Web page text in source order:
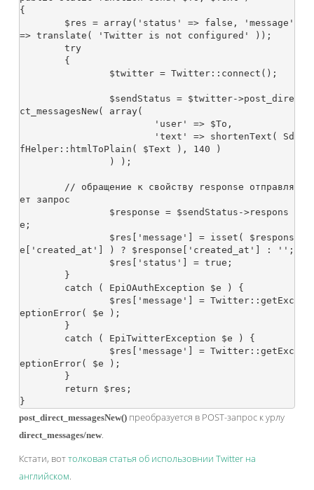
{
=> translate( 'Twitter is not configured' ));
ct_messagesNew( array(
fHelper::htmlToPlain( $Text ), 140 )
ет запрос
e;
e['created_at'] ) ? $response['created_at'] : '';
eptionError( $e );
eptionError( $e );
post_direct_messagesNew() преобразуется в POST-запрос к урлу
direct_messages/new.
Кстати, воттолковая статья об использовнии Twitter на
английском.